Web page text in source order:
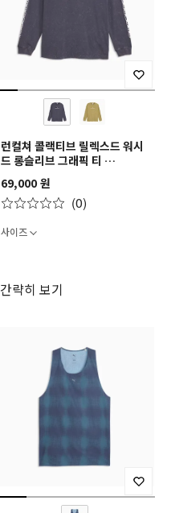
런컬쳐 콜랙티브 릴렉스드 워시
드 롱슬리브 그래픽 티
RUN CULTURE COLLECTIVE
Relaxed Washed Graphic
Long Sleeve
69,000 원
(0)
사이즈
간략히 보기